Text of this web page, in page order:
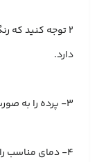
۲ توجه کنید که
دارد.
۳- پرده را به صورت جدا از سایر لباس ها بشویید.
۴- دمای مناسب را برای شستشو تنظیم کنید.